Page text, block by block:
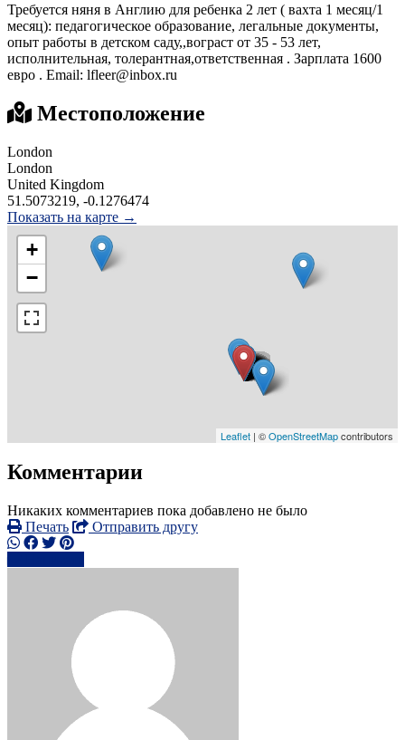
Требуется няня в Англию для ребенка 2 лет ( вахтa 1 месяц/1
месяц): педагогическое образование, легальные документы,
опыт работы в детском саду,,вограст от 35 - 53 лет,
исполнительная, толеpантная,ответственная . Зарплата 1600
евро . Email: lfleer@inbox.ru
Местоположение
London
London
United Kingdom
51.5073219, -0.1276474
Показать на карте →
+
−
Leaflet | ©OpenStreetMapcontributors
Комментарии
Никаких комментариев пока добавлено не было
Печать
Отправить другу